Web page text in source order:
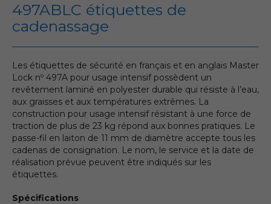
497ABLC étiquettes de
cadenassage
Les étiquettes de sécurité en français et en anglais Master
Lock nº 497A pour usage intensif possèdent un
revêtement laminé en polyester durable qui résiste à l’eau,
aux graisses et aux températures extrêmes. La
construction pour usage intensif résistant à une force de
traction de plus de 23 kg répond aux bonnes pratiques. Le
passe-fil en laiton de 11 mm de diamètre accepte tous les
cadenas de consignation. Le nom, le service et la date de
réalisation prévue peuvent être indiqués sur les
étiquettes.
Spécifications